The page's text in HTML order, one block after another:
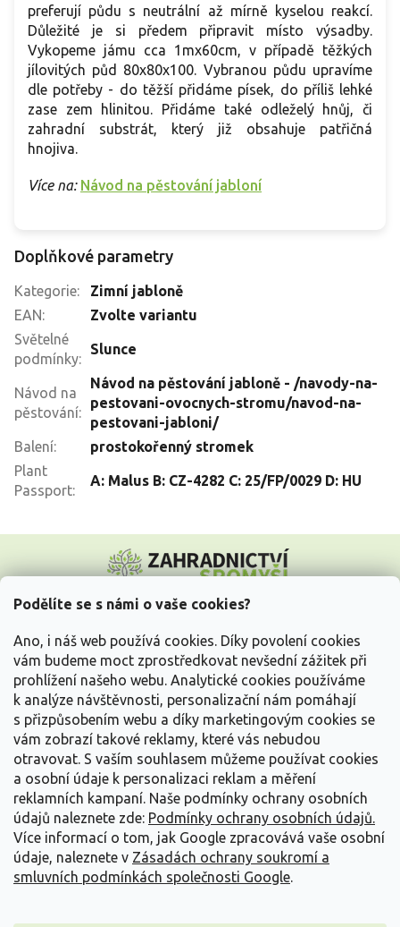
Podělíte se s námi o vaše cookies?
Ano, i náš web používá cookies. Díky povolení cookies
vám budeme moct zprostředkovat nevšední zážitek při
prohlížení našeho webu. Analytické cookies používáme
k analýze návštěvnosti, personalizační nám pomáhají
s přizpůsobením webu a díky marketingovým cookies se
vám zobrazí takové reklamy, které vás nebudou
otravovat. S vaším souhlasem můžeme používat cookies
a osobní údaje k personalizaci reklam a měření
reklamních kampaní. Naše podmínky ochrany osobních
údajů naleznete zde: Podmínky ochrany osobních údajů.
Více informací o tom, jak Google zpracovává vaše osobní
údaje, naleznete v Zásadách ochrany soukromí a
smluvních podmínkách společnosti Google.
preferují půdu s neutrální až mírně kyselou reakcí.
Důležité je si předem připravit místo výsadby.
Vykopeme jámu cca 1mx60cm, v případě těžkých
jílovitých půd 80x80x100. Vybranou půdu upravíme
dle potřeby - do těžší přidáme písek, do příliš lehké
zase zem hlinitou. Přidáme také odleželý hnůj, či
zahradní substrát, který již obsahuje patřičná
hnojiva.
Více na: Návod na pěstování jabloní
Doplňkové parametry
Kategorie:
Zimní jabloně
EAN:
Zvolte variantu
Světelné
podmínky:
Slunce
Návod na
pěstování:
Návod na pěstování jabloně - /navody-na-
pestovani-ovocnych-stromu/navod-na-
pestovani-jabloni/
Balení:
prostokořenný stromek
Plant
Passport:
A: Malus B: CZ-4282 C: 25/FP/0029 D: HU
p
Vše o nákupu
Informace pro Vás
Kontakujte nás